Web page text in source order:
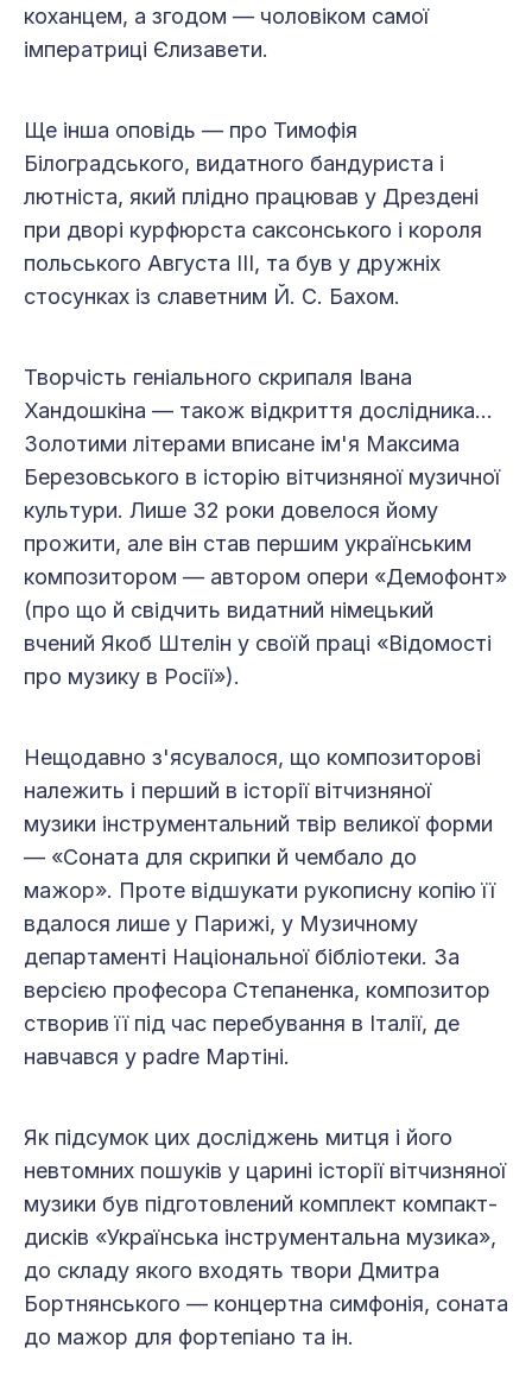
коханцем, а згодом — чоловіком самої
імператриці Єлизавети.
Ще інша оповідь — про Тимофія
Білоградського, видатного бандуриста і
лютніста, який плідно працював у Дрездені
при дворі курфюрста саксонського і короля
польського Августа ІІІ, та був у дружніх
стосунках із славетним Й. С. Бахом.
Творчість геніального скрипаля Івана
Хандошкіна — також відкриття дослідника…
Золотими літерами вписане ім'я Максима
Березовського в історію вітчизняної музичної
культури. Лише 32 роки довелося йому
прожити, але він став першим українським
композитором — автором опери «Демофонт»
(про що й свідчить видатний німецький
вчений Якоб Штелін у своїй праці «Відомості
про музику в Росії»).
Нещодавно з'ясувалося, що композиторові
належить і перший в історії вітчизняної
музики інструментальний твір великої форми
— «Соната для скрипки й чембало до
мажор». Проте відшукати рукописну копію її
вдалося лише у Парижі, у Музичному
департаменті Національної бібліотеки. За
версією професора Степаненка, композитор
створив її під час перебування в Італії, де
навчався у padre Мартіні.
Як підсумок цих досліджень митця і його
невтомних пошуків у царині історії вітчизняної
музики був підготовлений комплект компакт-
дисків «Українська інструментальна музика»,
до складу якого входять твори Дмитра
Бортнянського — концертна симфонія, соната
до мажор для фортепіано та ін.